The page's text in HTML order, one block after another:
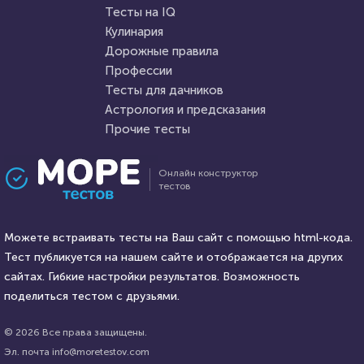
31 марта 2021 224009
Тесты на IQ
способности
Awdienko HTML - код
Проходили 9077 раз
Увлекательный тест на
кругозор и эрудицию
Онлайн конструктор
тестов
Можете встраивать тесты на Ваш сайт с помощью html-кода.
Тест публикуется на нашем сайте и отображается на других
сайтах. Гибкие настройки результатов. Возможность
поделиться тестом с друзьями.
© 2026 Все права защищены.
Эл. почта info@moretestov.com
Тесты на IQ
Кулинария
Дорожные правила
Профессии
Тесты для дачников
Астрология и предсказания
Прочие тесты